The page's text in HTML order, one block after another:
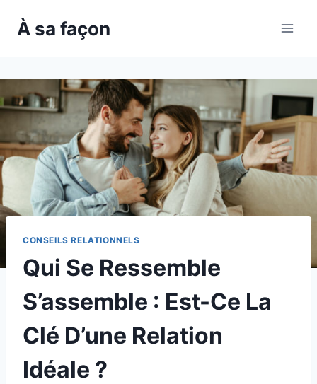
À sa façon
CONSEILS RELATIONNELS
Qui Se Ressemble
S’assemble : Est-Ce La
Clé D’une Relation
Idéale ?